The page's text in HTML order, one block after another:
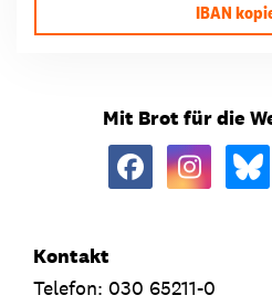
IBAN
Mit Brot für die
Kontakt
Telefon: 030 65211-0